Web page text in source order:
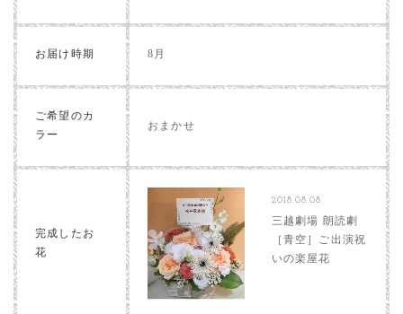
お届け時期 8月
ご希望のカ
ラー
おまかせ
完成したお
花
2018.08.08
三越劇場 朗読劇
［青空］ご出演祝
いの楽屋花